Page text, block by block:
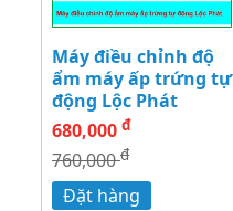
Máy điều chỉnh độ
ẩm máy ấp trứng tự
động Lộc Phát
680,000 đ
760,000đ
Đặt hàng